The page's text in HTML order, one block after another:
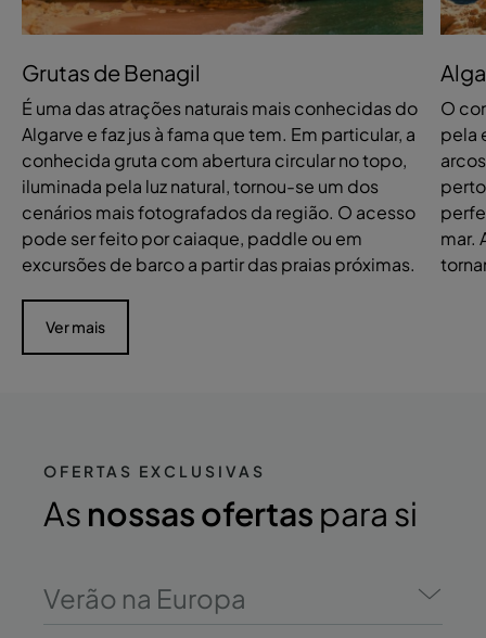
Grutas de Benagil
É uma das atrações naturais mais conhecidas do
Algarve e faz jus à fama que tem. Em particular, a
conhecida gruta com abertura circular no topo,
iluminada pela luz natural, tornou-se um dos
cenários mais fotografados da região. O acesso
pode ser feito por caiaque, paddle ou em
excursões de barco a partir das praias próximas.
Ver mais
O
pela
mar.
OFERTAS EXCLUSIVAS
As nossas ofertas para si
Verão na Europa